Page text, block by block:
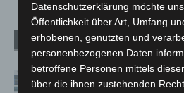
Verwandte Artikel Mehr vom
Niedersachsen:
Datenschutzerklärung möchte
Öffentlichkeit über Art, Umfang
erhobenen, genutzten und
personenbezogenen Daten
betroffene Personen mittels
über die ihnen zustehenden